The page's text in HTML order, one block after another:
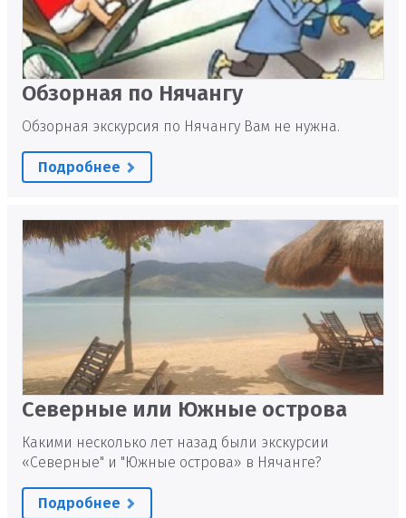
Обзорная по Нячангу
Обзорная экскурсия по Нячангу Вам не нужна.
Подробнее
Северные или Южные острова
Какими несколько лет назад были экскурсии
«Северные" и "Южные острова» в Нячанге?
Подробнее